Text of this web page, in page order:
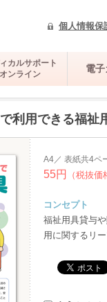
個人情報保
カルサポート
オンライン
電
利用できる福祉
A4／ 表紙共4ペ
55円 （税抜価
コンセプト
福祉用具貸与
用に関するリー